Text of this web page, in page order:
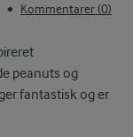
• Kommentarer (0)
peanuts og
fantastisk og er